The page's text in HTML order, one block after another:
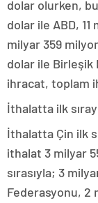
dolar olurken,
dolar ile ABD,
milyar 359
dolar ile Birleşik
ihracat, toplam
İthalatta ilk
İthalatta Çin ilk
ithalat 3 milyar
sırasıyla; 3
Federasyonu, 2